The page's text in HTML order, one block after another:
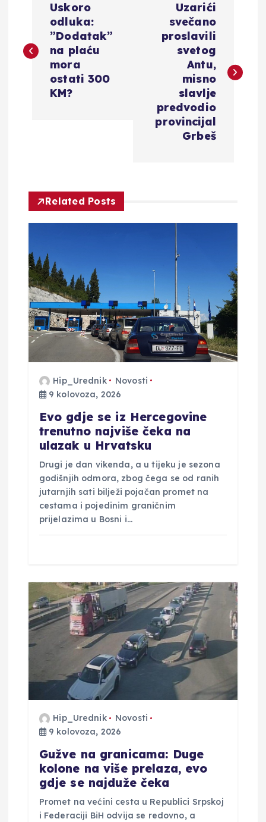
v
a
o
b
Uskoro
odluka:
”Dodatak”
na plaću
mora
ostati 300
KM?
Uzarići
svečano
proslavili
svetog
Antu,
misno
slavlje
predvodio
provincijal
Grbeš
Related Posts
Hip_Urednik
Novosti
9 kolovoza, 2026
Evo gdje se iz Hercegovine
trenutno najviše čeka na
ulazak u Hrvatsku
Drugi je dan vikenda, a u tijeku je sezona
godišnjih odmora, zbog čega se od ranih
jutarnjih sati bilježi pojačan promet na
cestama i pojedinim graničnim
prijelazima u Bosni i…
Hip_Urednik
Novosti
9 kolovoza, 2026
Gužve na granicama: Duge
kolone na više prelaza, evo
gdje se najduže čeka
Promet na većini cesta u Republici Srpskoj
i Federaciji BiH odvija se redovno, a